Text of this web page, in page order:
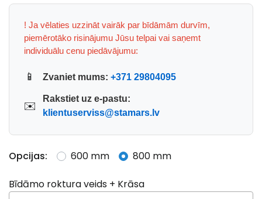
! Ja vēlaties uzzināt vairāk par bīdāmām durvīm,
piemērotāko risinājumu Jūsu telpai vai saņemt
individuālu cenu piedāvājumu:
📱 Zvaniet mums: +371 29804095
✉️
Rakstiet uz e-pastu:
klientuserviss@stamars.lv
Opcijas: 600 mm 800 mm
Bīdāmo roktura veids + Krāsa